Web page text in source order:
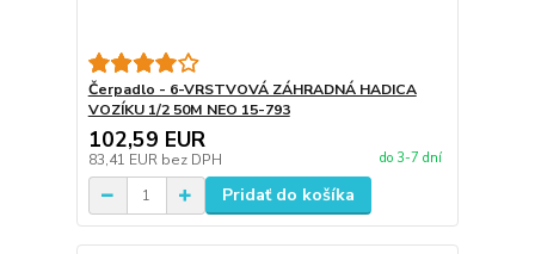
Čerpadlo - 6-VRSTVOVÁ ZÁHRADNÁ HADICA
VOZÍKU 1/2 50M NEO 15-793
102,59 EUR
83,41 EUR bez DPH do 3-7 dní
Pridať do košíka